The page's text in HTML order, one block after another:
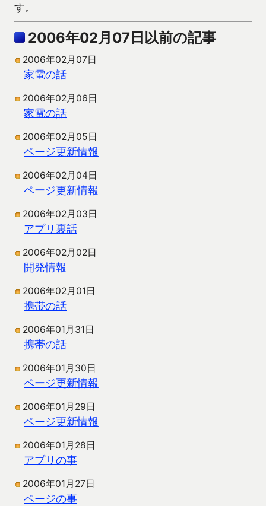
す。
2006年02月07日以前の記事
2006年02月07日
家電の話
2006年02月06日
家電の話
2006年02月05日
ページ更新情報
2006年02月04日
ページ更新情報
2006年02月03日
アプリ裏話
2006年02月02日
開発情報
2006年02月01日
携帯の話
2006年01月31日
携帯の話
2006年01月30日
ページ更新情報
2006年01月29日
ページ更新情報
2006年01月28日
アプリの事
2006年01月27日
ページの事